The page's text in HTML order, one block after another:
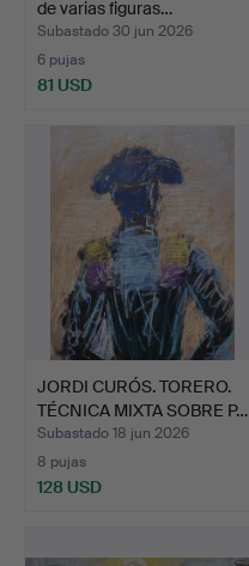
de varias figuras…
Subastado 30 jun 2026
6 pujas
81 USD
JORDI CURÓS. TORERO.
TÉCNICA MIXTA SOBRE P…
Subastado 18 jun 2026
8 pujas
128 USD